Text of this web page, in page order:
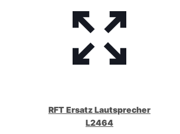
RFT Ersatz Lautsprecher
L2464